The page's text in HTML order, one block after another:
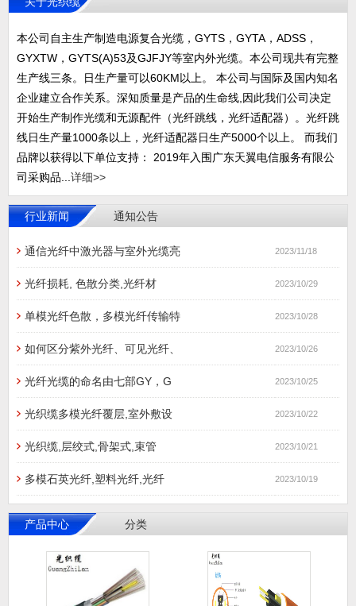
本公司自主生产制造电源复合光缆，GYTS，GYTA，ADSS，
GYXTW，GYTS(A)53及GJFJY等室内外光缆。本公司现共有完整
生产线三条。日生产量可以60KM以上。 本公司与国际及国内知名
企业建立合作关系。深知质量是产品的生命线,因此我们公司决定
开始生产制作光缆和无源配件（光纤跳线，光纤适配器）。光纤跳
线日生产量1000条以上，光纤适配器日生产5000个以上。 而我们
品牌以获得以下单位支持： 2019年入围广东天翼电信服务有限公
司采购品... 详细>>
行业新闻 通知公告
通信光纤中激光器与室外光缆亮 2023/11/18
光纤损耗, 色散分类,光纤材 2023/10/29
单模光纤色散，多模光纤传输特 2023/10/28
如何区分紫外光纤、可见光纤、 2023/10/26
光纤光缆的命名由七部GY，G 2023/10/25
光织缆多模光纤覆层,室外敷设 2023/10/22
光织缆,层绞式,骨架式,束管 2023/10/21
多模石英光纤,塑料光纤,光纤 2023/10/19
产品中心 分类